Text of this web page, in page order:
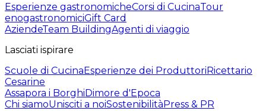
Esperienze gastronomicheCorsi di CucinaTour
enogastronomiciGift Card
AziendeTeam BuildingAgenti di viaggio
Lasciati ispirare
Scuole di CucinaEsperienze dei ProduttoriRicettario
Cesarine
Assapora i BorghiDimore d'Epoca
Chi siamoUnisciti a noiSostenibilitàPress & PR